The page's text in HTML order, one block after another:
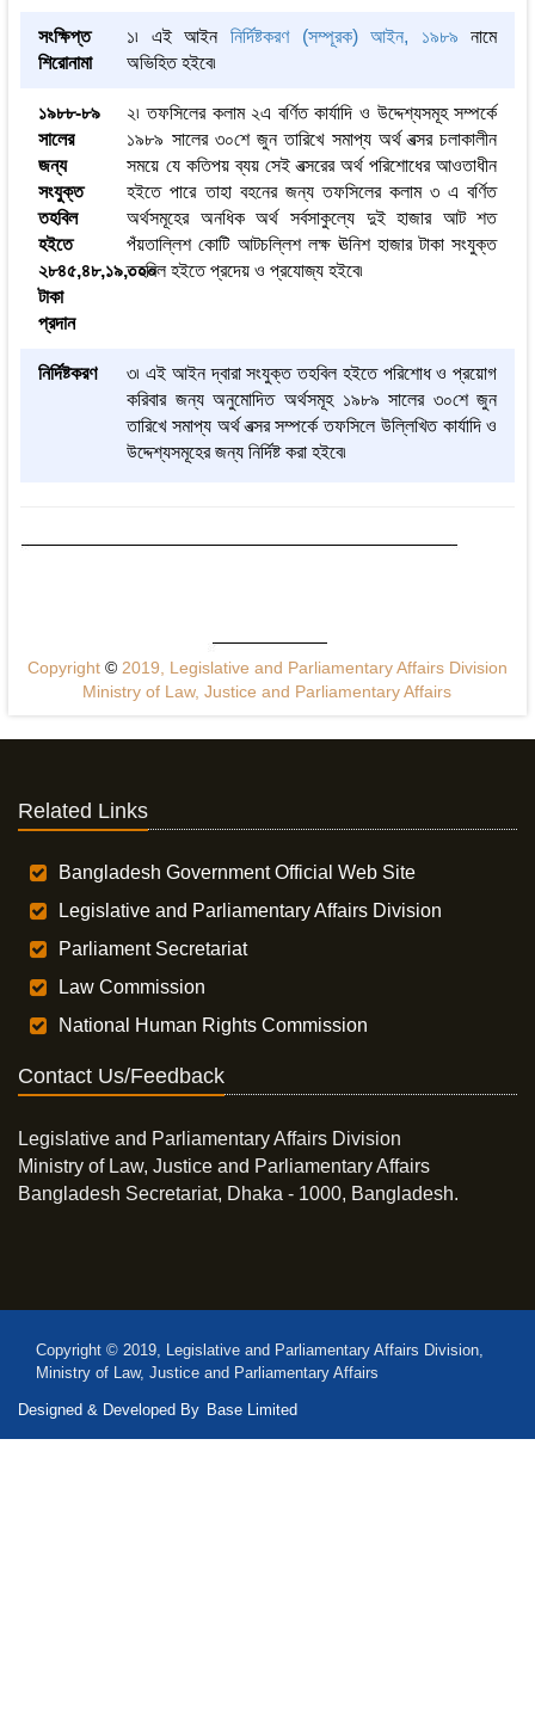
সংক্ষিপ্ত
শিরোনামা
১৷ এই আইননির্দিষ্টকরণ (সম্পূরক) আইন, ১৯৮৯ নামে
অভিহিত হইবে৷
১৯৮৮-৮৯
সালের
জন্য
সংযুক্ত
তহবিল
হইতে
২৮৪৫,৪৮,১৯,০০০
টাকা
প্রদান
২৷ তফসিলের কলাম ২এ বর্ণিত কার্যাদি ও উদ্দেশ্যসমূহ সম্পর্কে
১৯৮৯ সালের ৩০শে জুন তারিখে সমাপ্য অর্থ বত্সর চলাকালীন
সময়ে যে কতিপয় ব্যয় সেই বত্সরের অর্থ পরিশোধের আওতাধীন
হইতে পারে তাহা বহনের জন্য তফসিলের কলাম ৩ এ বর্ণিত
অর্থসমূহের অনধিক অর্থ সর্বসাকুল্যে দুই হাজার আট শত
পঁয়তাল্লিশ কোটি আটচল্লিশ লক্ষ ঊনিশ হাজার টাকা সংযুক্ত
তহবিল হইতে প্রদেয় ও প্রযোজ্য হইবে৷
নির্দিষ্টকরণ
৩৷ এই আইন দ্বারা সংযুক্ত তহবিল হইতে পরিশোধ ও প্রয়োগ
করিবার জন্য অনুমোদিত অর্থসমূহ ১৯৮৯ সালের ৩০শে জুন
তারিখে সমাপ্য অর্থ বত্সর সম্পর্কে তফসিলে উল্লিখিত কার্যাদি ও
উদ্দেশ্যসমূহের জন্য নির্দিষ্ট করা হইবে৷
Copyright ©2019, Legislative and Parliamentary Affairs Division
Ministry of Law, Justice and Parliamentary Affairs
Related Links
Bangladesh Government Official Web Site
Legislative and Parliamentary Affairs Division
Parliament Secretariat
Law Commission
National Human Rights Commission
Contact Us/Feedback
Legislative and Parliamentary Affairs Division
Ministry of Law, Justice and Parliamentary Affairs
Bangladesh Secretariat, Dhaka - 1000, Bangladesh.
Copyright © 2019, Legislative and Parliamentary Affairs Division,
Ministry of Law, Justice and Parliamentary Affairs
Designed & Developed By Base Limited